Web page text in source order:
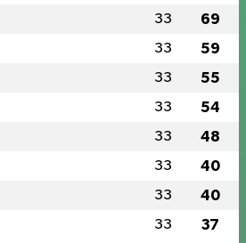
33 69
33 59
33 55
33 54
33 48
33 40
33 40
33 37